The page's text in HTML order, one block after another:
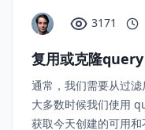
3171
复用或克隆query
通常，我们需要从过滤
大多数时候我们使用
获取今天创建的可用